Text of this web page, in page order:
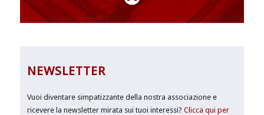
NEWSLETTER
Vuoi diventare simpatizzante della nostra associazione e
ricevere la newsletter mirata sui tuoi interessi?Clicca qui per